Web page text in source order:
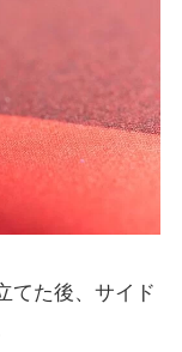
てた後、サイド